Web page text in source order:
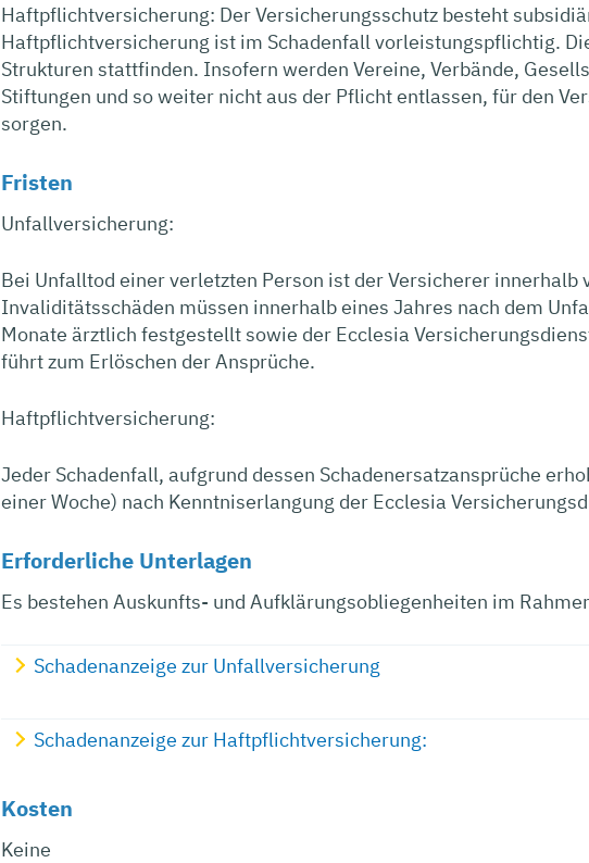
Haftpflichtversicherung: Der Versicherungsschutz besteht
Haftpflichtversicherung ist im Schadenfall vorleistungspflichtig.
Strukturen stattfinden. Insofern werden Vereine, Verbände,
Stiftungen und so weiter nicht aus der Pflicht entlassen, für den
sorgen.
Fristen
Unfallversicherung:
Bei Unfalltod einer verletzten Person ist der Versicherer innerhalb
Invaliditätsschäden müssen innerhalb eines Jahres nach dem
Monate ärztlich festgestellt sowie der Ecclesia
führt zum Erlöschen der Ansprüche.
Haftpflichtversicherung:
Jeder Schadenfall, aufgrund dessen Schadenersatzansprüche
einer Woche) nach Kenntniserlangung der Ecclesia
Erforderliche Unterlagen
Es bestehen Auskunfts- und Aufklärungsobliegenheiten im
Schadenanzeige zur Unfallversicherung
Schadenanzeige zur Haftpflichtversicherung:
Kosten
Keine